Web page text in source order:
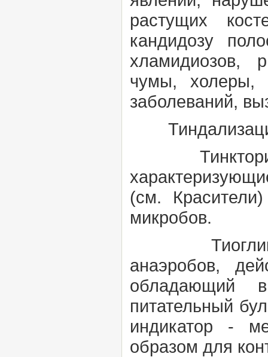
растущих
кандидозу
хламидиозов,
чумы, холеры,
заболеваний,
(см.
микробов.
анаэробов,
обладающий
питательный
индикатор -
образом для